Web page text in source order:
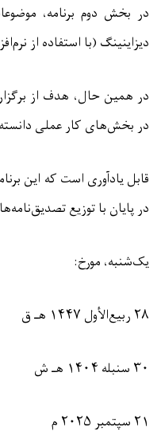
در بخش دوم برنامه،
دیزاینینگ (با استفاده از
در همین حال، هدف از
در بخش‌های کار عملی
قابل یادآوری است که این
در پایان با توزیع
یک‌شنبه، مورخ:
۲۸ ربیع‌الأول ۱۴۴۷ هـ ق
۳۰ سنبله ۱۴۰۴ هـ ش
۲۱ سپتمبر ۲۰۲۵ م